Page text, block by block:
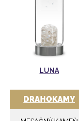
LUNA
DRAHOKAMY